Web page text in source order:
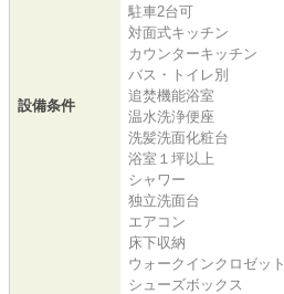
設備条件
駐車2台可
対面式キッチン
カウンターキッチン
バス・トイレ別
追焚機能浴室
温水洗浄便座
洗髪洗面化粧台
浴室１坪以上
シャワー
独立洗面台
エアコン
床下収納
ウォークインクロゼット
シューズボックス